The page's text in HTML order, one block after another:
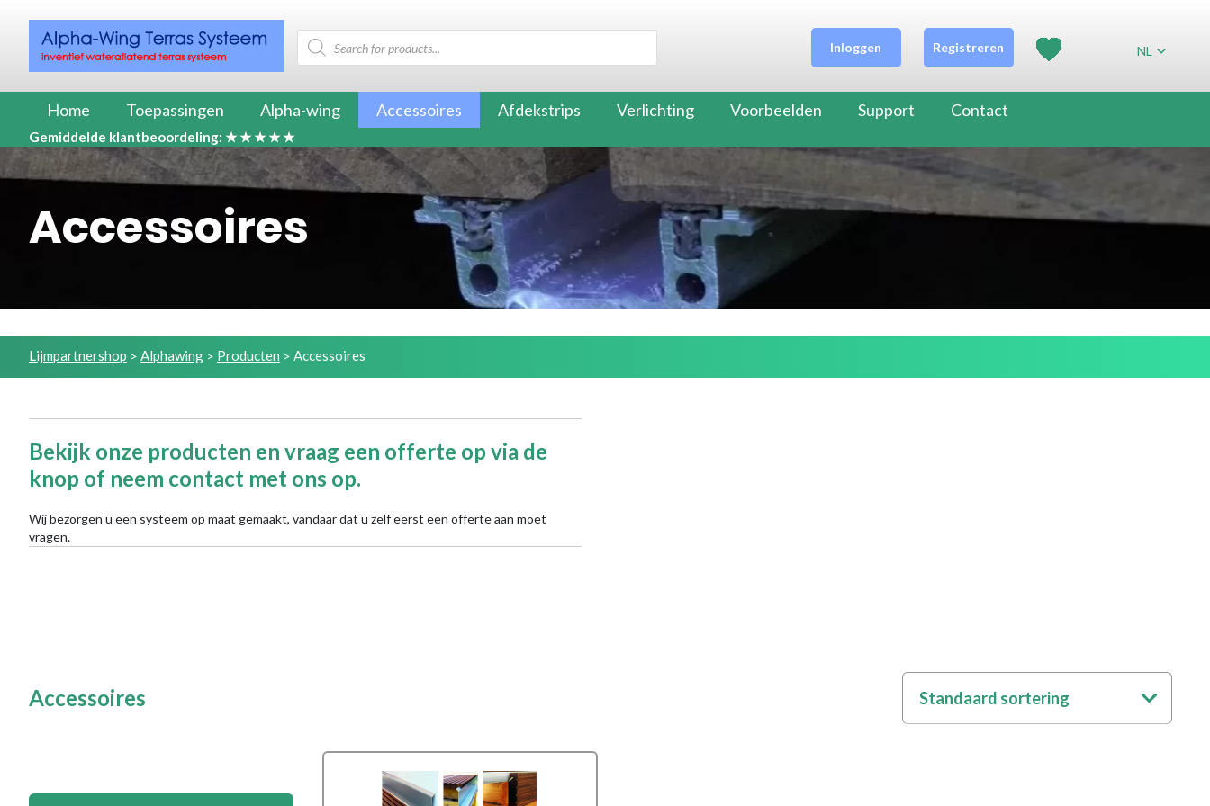
Producten
zoeken
Inloggen Registreren NL
Home Toepassingen Alpha-wing Accessoires Afdekstrips Verlichting Voorbeelden Support Contact
Gemiddelde klantbeoordeling: ★ ★ ★ ★ ★
Accessoires
Lijmpartnershop > Alphawing > Producten > Accessoires
Bekijk onze producten en vraag een offerte op via de
knop of neem contact met ons op.
Wij bezorgen u een systeem op maat gemaakt, vandaar dat u zelf eerst een offerte aan moet
vragen.
Accessoires Standaard sortering